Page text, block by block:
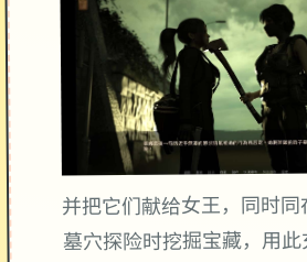
并把它们献给女王，同时
墓穴探险时挖掘宝藏，用